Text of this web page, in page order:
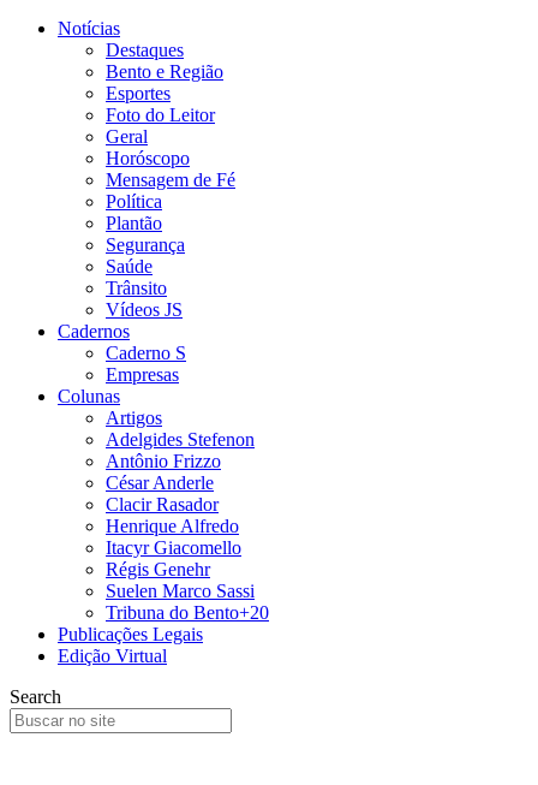
Notícias
Destaques
Bento e Região
Esportes
Foto do Leitor
Geral
Horóscopo
Mensagem de Fé
Política
Plantão
Segurança
Saúde
Trânsito
Vídeos JS
Cadernos
Caderno S
Empresas
Colunas
Artigos
Adelgides Stefenon
Antônio Frizzo
César Anderle
Clacir Rasador
Henrique Alfredo
Itacyr Giacomello
Régis Genehr
Suelen Marco Sassi
Tribuna do Bento+20
Publicações Legais
Edição Virtual
Search